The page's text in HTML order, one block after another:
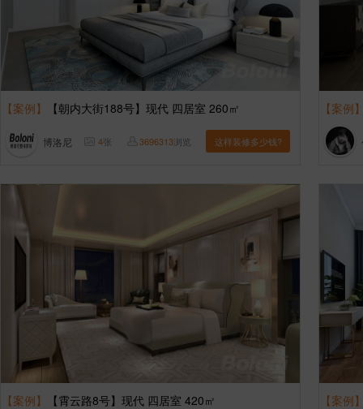
【案例】 【朝内大街188号】现代 四居室 260㎡
博洛尼 4张 3696313浏览 这样装修多少钱?
【案例
【案例】 【霄云路8号】现代 四居室 420㎡ 【案例